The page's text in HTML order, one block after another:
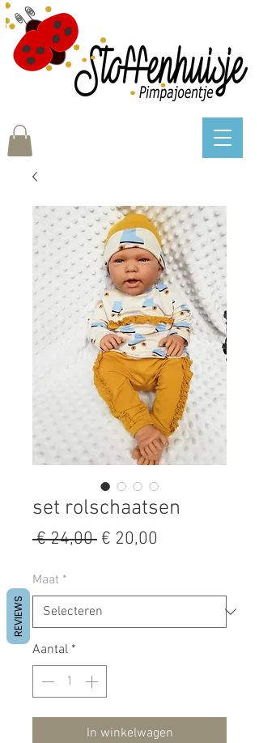
set rolschaatsen
€ 24,00 Normale
€ 20,00
Maat *
Aantal *
In winkelwagen
REVIEWS